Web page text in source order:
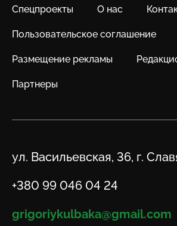
Спецпроекты О нас
Пользовательское соглашение
Размещение рекламы
Партнеры
Адрес
ул. Васильевская, 36, г.
Телефон
+380 99 046 04 24
Email
grigoriykulbaka@gmail.com